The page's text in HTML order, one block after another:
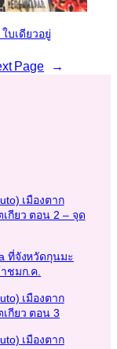
บเดียวอยู่
Page →
เมืองตาก
กียว ตอน 2 – จุด
ที่จังหวัดกุนมะ
ชมก.ค.
เมืองตาก
กียว ตอน 3
เมืองตาก